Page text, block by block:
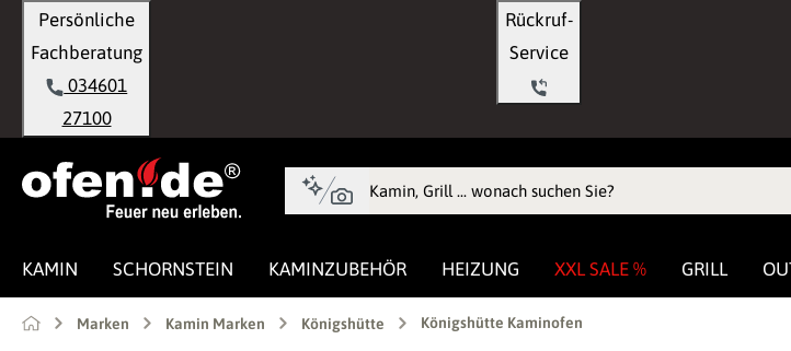
Zur Hauptnavigation springen
Persönliche
Fachberatung
034601
27100
Rückruf-
KAMIN SCHORNSTEIN KAMINZUBEHÖR HEIZUNG XXL SALE % GRILL
Marken Kamin Marken Königshütte Königshütte Kaminofen